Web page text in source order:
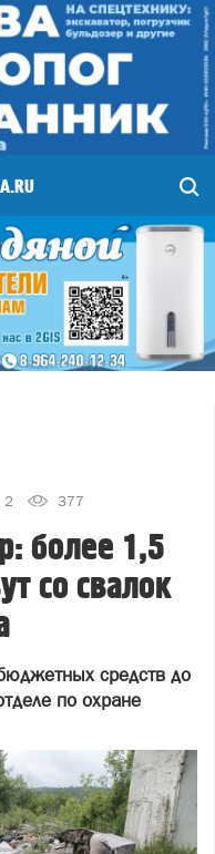
2 377
более 1,5
со свалок
средств до
по охране